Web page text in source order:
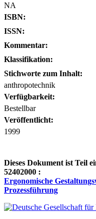
NA
ISBN:
ISSN:
Kommentar:
Klassifikation:
Stichworte zum Inhalt:
anthropotechnik
Verfügbarkeit:
Bestellbar
Veröffentlicht:
1999
Dieses Dokument ist Teil
52402000 :
Ergonomische
Prozessführung